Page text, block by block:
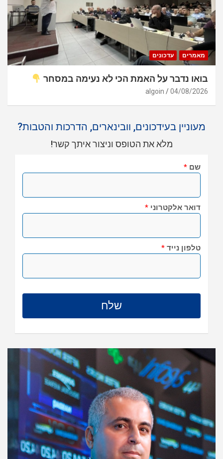
מאמרים עדכונים
בואו נדבר על האמת הכי לא נעימה במסחר
04/08/2026
algoin
מעוניין בעידכונים, וובינארים, הדרכות והטבות?
מלא את הטופס וניצור איתך קשר!
שם *
דואר אלקטרוני *
טלפון נייד *